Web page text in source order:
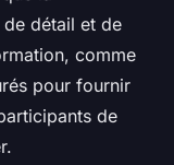
détail et de
comme
pour fournir
de